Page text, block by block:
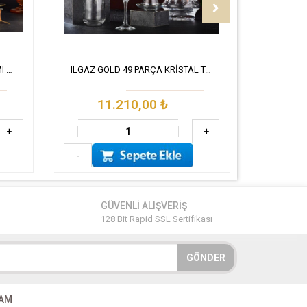
KOZA 49 PARÇA KRİSTAL TAKIMI GOLD
+
ILGAZ GOLD 49 PARÇA KRİSTAL TAKIM
11.210,00 ₺
+
-
GÜVENLİ ALIŞVERİŞ
128 Bit Rapid SSL Sertifikası
GÖNDER